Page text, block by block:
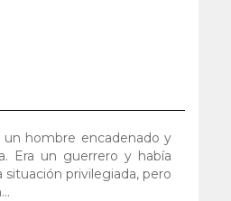
un hombre encadenado y
Era un guerrero y había
privilegiada, pero